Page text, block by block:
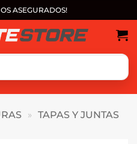
ASEGURADOS!
» TAPAS Y JUNTAS